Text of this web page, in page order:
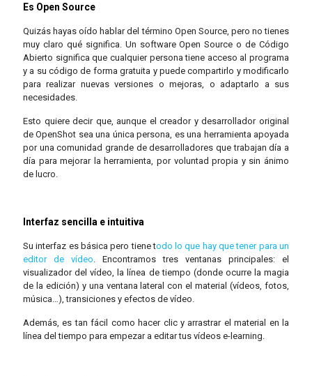
Es Open Source
Quizás hayas oído hablar del término Open Source, pero no tienes
muy claro qué significa. Un software Open Source o de Código
Abierto significa que cualquier persona tiene acceso al programa
y a su código de forma gratuita y puede compartirlo y modificarlo
para realizar nuevas versiones o mejoras, o adaptarlo a sus
necesidades.
Esto quiere decir que, aunque el creador y desarrollador original
de OpenShot sea una única persona, es una herramienta apoyada
por una comunidad grande de desarrolladores que trabajan día a
día para mejorar la herramienta, por voluntad propia y sin ánimo
de lucro.
Interfaz sencilla e intuitiva
Su interfaz es básica pero tiene todo lo que hay que tener para un
editor de vídeo . Encontramos tres ventanas principales: el
visualizador del vídeo, la línea de tiempo (donde ocurre la magia
de la edición) y una ventana lateral con el material (vídeos, fotos,
música…), transiciones y efectos de vídeo.
Además, es tan fácil como hacer clic y arrastrar el material en la
línea del tiempo para empezar a editar tus vídeos e-learning.